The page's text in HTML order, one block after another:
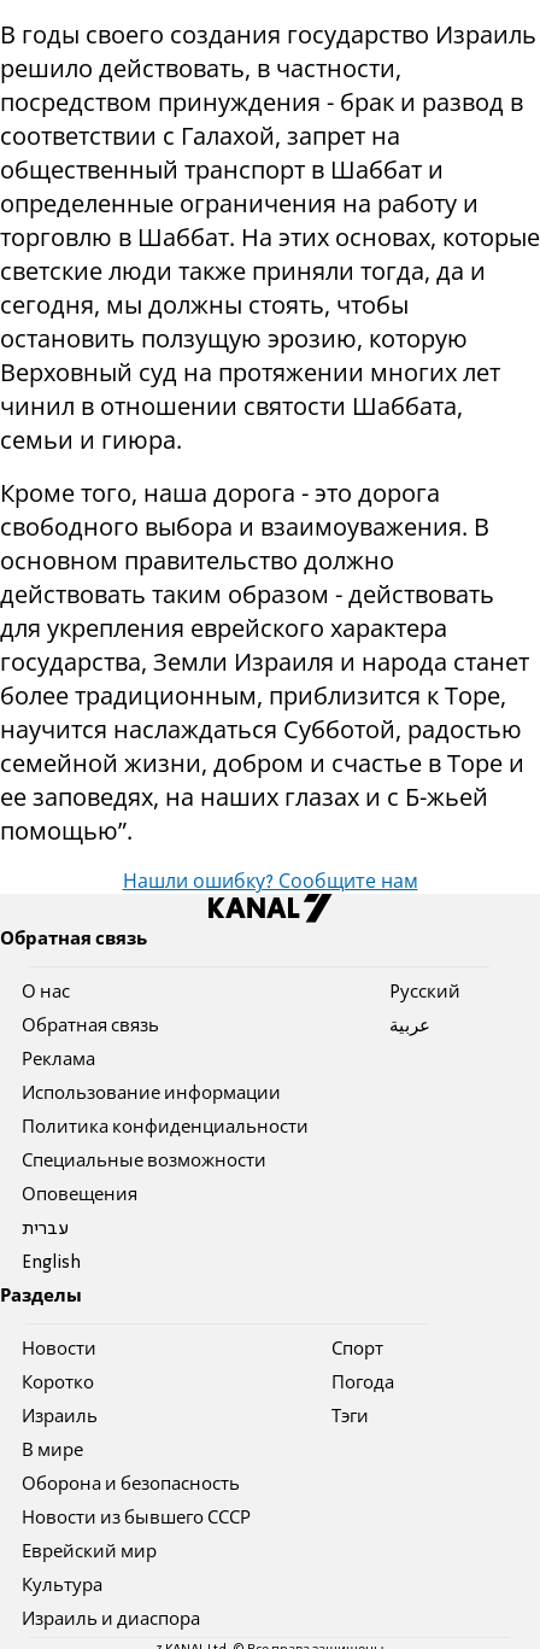
В годы своего создания государство Израиль
решило действовать, в частности,
посредством принуждения - брак и развод в
соответствии с Галахой, запрет на
общественный транспорт в Шаббат и
определенные ограничения на работу и
торговлю в Шаббат. На этих основах, которые
светские люди также приняли тогда, да и
сегодня, мы должны стоять, чтобы
остановить ползущую эрозию, которую
Верховный суд на протяжении многих лет
чинил в отношении святости Шаббата,
семьи и гиюра.
Кроме того, наша дорога - это дорога
свободного выбора и взаимоуважения. В
основном правительство должно
действовать таким образом - действовать
для укрепления еврейского характера
государства, Земли Израиля и народа станет
более традиционным, приблизится к Торе,
научится наслаждаться Субботой, радостью
семейной жизни, добром и счастье в Торе и
ее заповедях, на наших глазах и с Б-жьей
помощью”.
Нашли ошибку? Сообщите нам
Обратная связь
О нас
Обратная связь
Реклама
Использование информации
Политика конфиденциальности
Специальные возможности
Оповещения
עברית
English
Pусский
عربية
Разделы
Новости
Коротко
Израиль
В мире
Оборона и безопасность
Новости из бывшего СССР
Еврейский мир
Культура
Израиль и диаспора
Спорт
Погода
Тэги